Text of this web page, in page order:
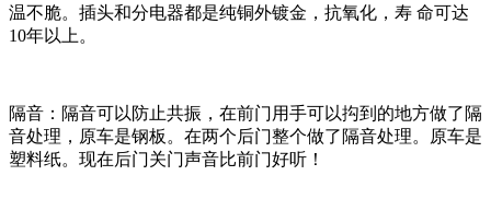
温不脆。插头和分电器都是纯铜外镀金，抗氧化，寿 命可达
10年以上。
隔音：隔音可以防止共振，在前门用手可以抅到的地方做了隔
音处理，原车是钢板。在两个后门整个做了隔音处理。原车是
塑料纸。现在后门关门声音比前门好听！